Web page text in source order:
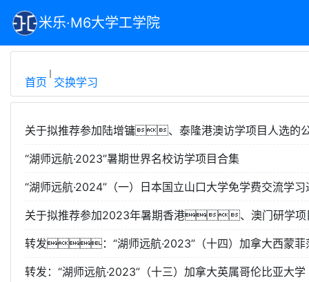
米乐·M6大学工学院
首页 交换学习
关于拟推荐参加陆增镛、泰隆港澳访学项目人选的
“湖师远航·2023”暑期世界名校访学项目合集
“湖师远航·2024”（一）日本国立山口大学免学费交流学习
关于拟推荐参加2023年暑期香港、澳门研学项
转发：“湖师远航·2023”（十四）加拿大西蒙菲
转发：“湖师远航·2023”（十三）加拿大英属哥伦比亚大